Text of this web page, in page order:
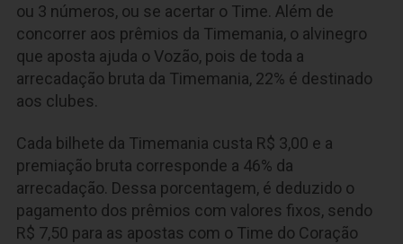
ou 3 números, ou se acertar o Time. Além de
concorrer aos prêmios da Timemania, o alvinegro
que aposta ajuda o Vozão, pois de toda a
arrecadação bruta da Timemania, 22% é destinado
aos clubes.
Cada bilhete da Timemania custa R$ 3,00 e a
premiação bruta corresponde a 46% da
arrecadação. Dessa porcentagem, é deduzido o
pagamento dos prêmios com valores fixos, sendo
R$ 7,50 para as apostas com o Time do Coração